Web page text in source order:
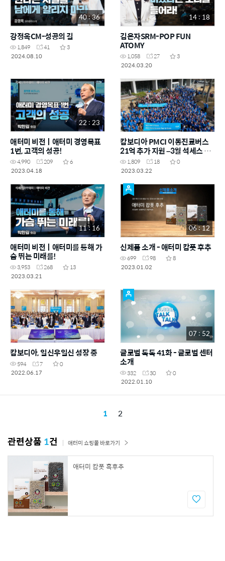
40 : 36
강정옥CM-성공의 길
1,849 41
3
2024.08.10
14 : 18
김은자SRM-POP FUN
ATOMY
1,058 27
3
2024.03.20
22 : 23
애터미 비전ㅣ애터미 경영목표
1번, 고객의 성공!
4,990 209
6
2023.04.18
캄보디아 PMCI 이동진료버스
21억 추가 지원 –3월 석세스 아
카데미
1,809 18
0
2023.03.22
11 : 16
애터미 비전ㅣ애터미를 통해 가
슴 뛰는 미래를!
3,953 268
13
2023.03.21
06 : 12
신제품 소개 - 애터미 캄폿 후추
699 98
8
2023.01.02
캄보디아, 일신우일신 성장 중
594 7
0
2022.06.17
07 : 52
글로벌 톡톡 41화 - 글로벌 센터
소개
332 30
0
2022.01.10
1 2
관련상품 1건 애터미 쇼핑몰 바로가기
애터미 캄폿 흑후추